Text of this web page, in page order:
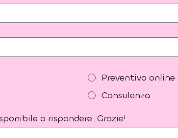
Preventivo online
Consulenza
a rispondere. Grazie!